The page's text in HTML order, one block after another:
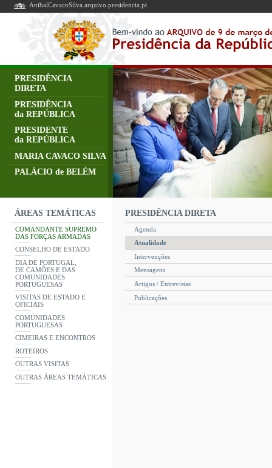
AnibalCavacoSilva.arquivo.presidencia.pt
PRESIDÊNCIA
DIRETA
PRESIDÊNCIA
da REPÚBLICA
PRESIDENTE
da REPÚBLICA
MARIA CAVACO SILVA
PALÁCIO de BELÉM
ÁREAS TEMÁTICAS
COMANDANTE SUPREMO
DAS FORÇAS ARMADAS
CONSELHO DE ESTADO
DIA DE PORTUGAL,
DE CAMÕES E DAS
COMUNIDADES
PORTUGUESAS
VISITAS DE ESTADO E
OFICIAIS
COMUNIDADES
PORTUGUESAS
CIMEIRAS E ENCONTROS
ROTEIROS
OUTRAS VISITAS
OUTRAS ÁREAS TEMÁTICAS
PRESIDÊNCIA DIRETA
Agenda
Atualidade
Intervenções
Mensagens
Artigos / Entrevistas
Publicações